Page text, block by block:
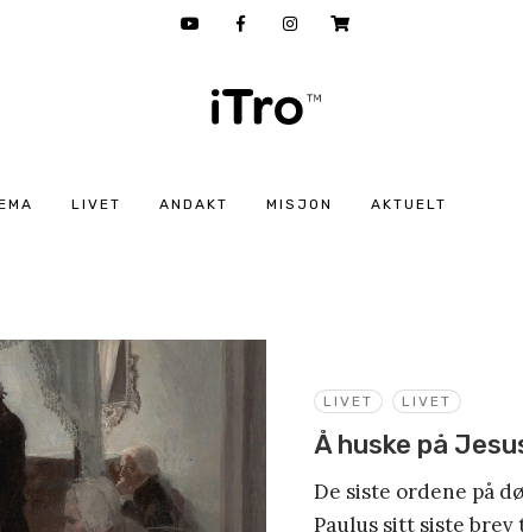
LIVET ANDAKT MISJON AKTUELT
LIVET LIVET
Å huske på
De siste ordene på
Paulus sitt siste